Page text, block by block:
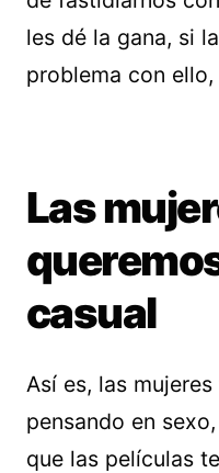
les dé la gana, si
problema con
Las
casual
Así es, las
pensando en
que las películas